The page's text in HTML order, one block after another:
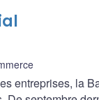
entreprises, la